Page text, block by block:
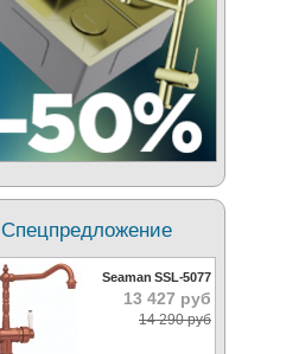
Спецпредложение
Seaman SSL-5077
13 427 руб
14 290 руб